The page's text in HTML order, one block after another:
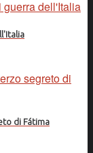
di Fátima